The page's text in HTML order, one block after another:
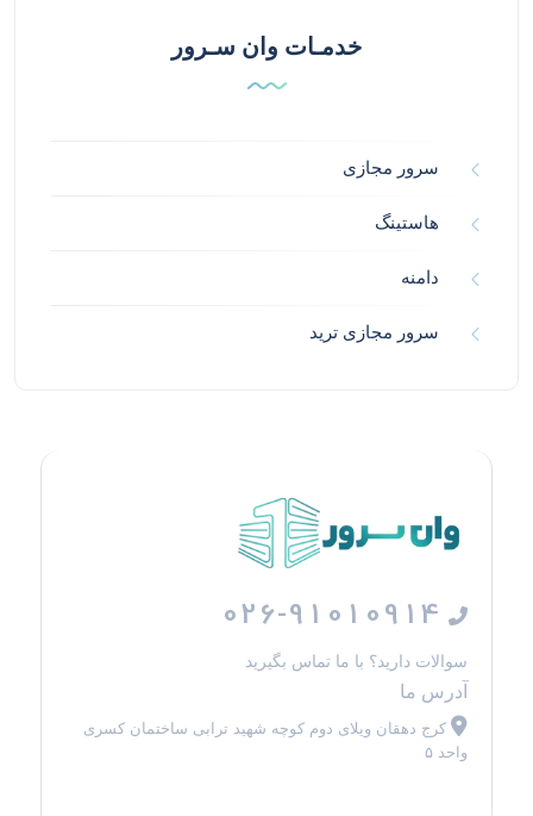
خدمـات وان سـرور
سرور مجازی
هاستینگ
دامنه
سرور مجازی ترید
026-91010914
سوالات دارید؟ با ما تماس بگیرید
آدرس ما
کرج دهقان ویلای دوم کوچه شهید ترابی ساختمان کسری
واحد ۵